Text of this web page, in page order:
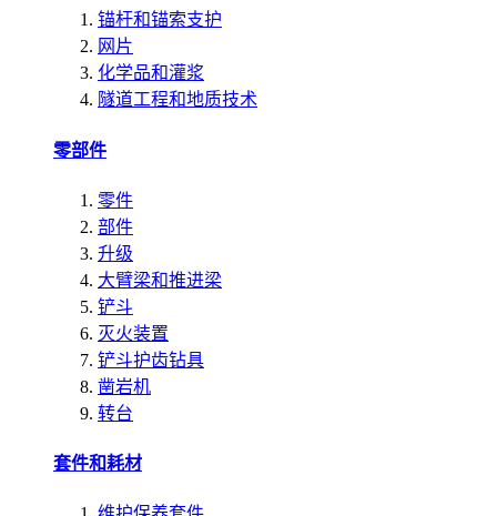
锚杆和锚索支护
网片
化学品和灌浆
隧道工程和地质技术
零部件
零件
部件
升级
大臂梁和推进梁
铲斗
灭火装置
铲斗护齿钻具
凿岩机
转台
套件和耗材